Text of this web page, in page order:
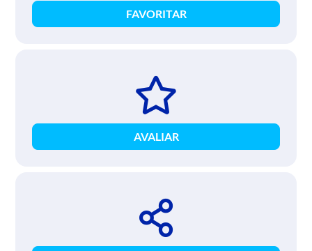
FAVORITAR
AVALIAR